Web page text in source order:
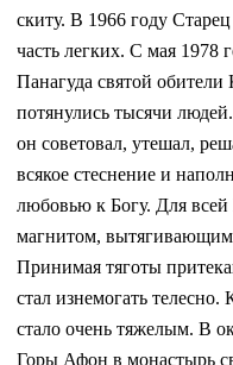
скиту. В 1966 году
часть легких. С мая 1978
Панагуда святой
потянулись тысячи
он советовал, утешал,
всякое стеснение и
любовью к Богу. Для
магнитом,
Принимая тяготы
стал изнемогать
стало очень тяжелым. В
Горы Афон в монастырь